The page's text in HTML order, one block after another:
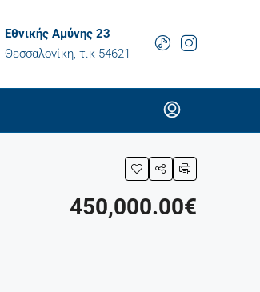
Εθνικής Αμύνης 23
Θεσσαλονίκη, τ.κ 54621
450,000.00€